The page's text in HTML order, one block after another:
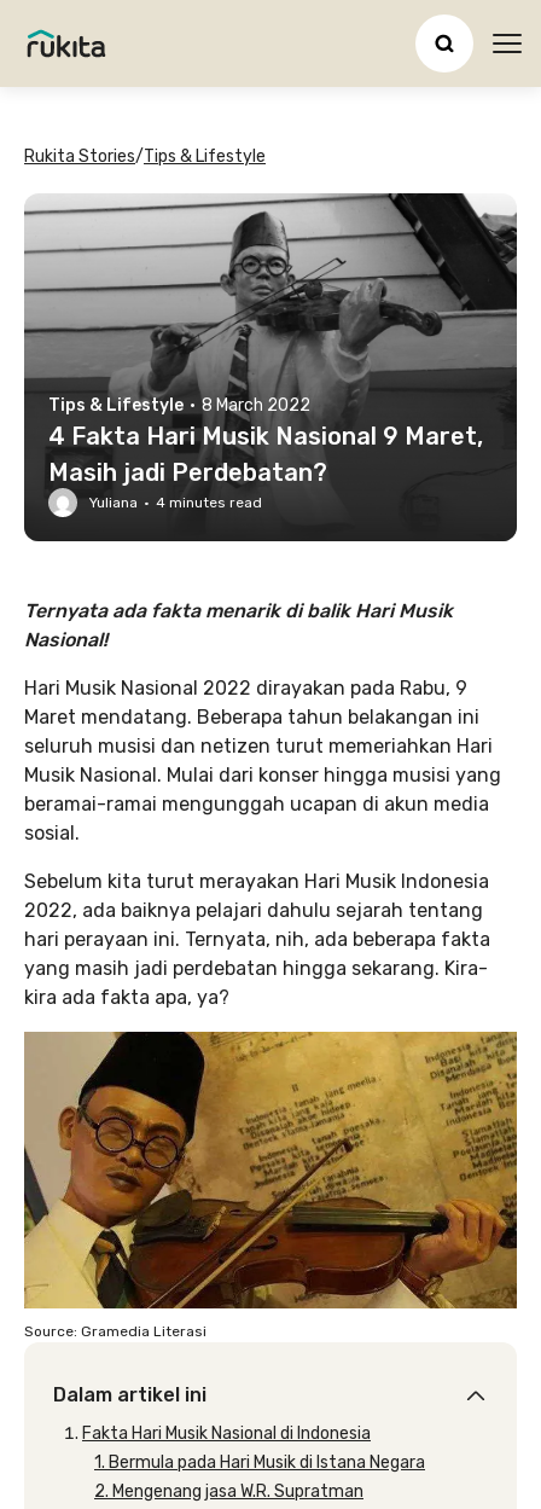
Rukita Stories/Tips & Lifestyle
Tips & Lifestyle · 8 March 2022
4 Fakta Hari Musik Nasional 9 Maret,
Masih jadi Perdebatan?
Yuliana · 4 minutes read
Ternyata ada fakta menarik di balik Hari Musik
Nasional!
Hari Musik Nasional 2022 dirayakan pada Rabu, 9
Maret mendatang. Beberapa tahun belakangan ini
seluruh musisi dan netizen turut memeriahkan Hari
Musik Nasional. Mulai dari konser hingga musisi yang
beramai-ramai mengunggah ucapan di akun media
sosial.
Sebelum kita turut merayakan Hari Musik Indonesia
2022, ada baiknya pelajari dahulu sejarah tentang
hari perayaan ini. Ternyata, nih, ada beberapa fakta
yang masih jadi perdebatan hingga sekarang. Kira-
kira ada fakta apa, ya?
Source: Gramedia Literasi
Dalam artikel ini
Fakta Hari Musik Nasional di Indonesia
1. Bermula pada Hari Musik di Istana Negara
2. Mengenang jasa W.R. Supratman